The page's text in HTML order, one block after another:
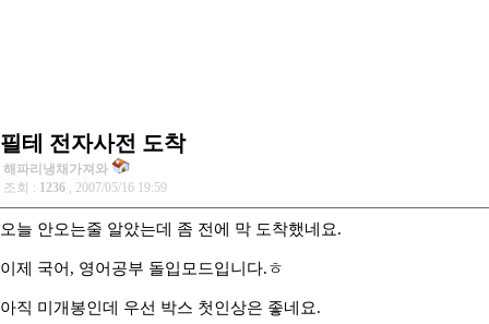
필테 전자사전 도착
해파리냉채가져와
조회 : 1236 , 2007/05/16 19:59
오늘 안오는줄 알았는데 좀 전에 막 도착했네요.
이제 국어, 영어공부 돌입모드입니다.ㅎ
아직 미개봉인데 우선 박스 첫인상은 좋네요.